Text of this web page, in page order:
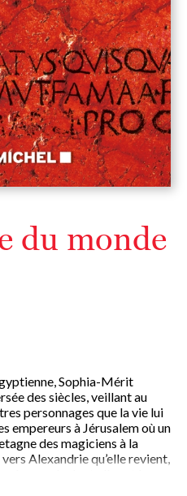
du monde
Sophia-Mérit
des siècles, veillant au
personnages que la vie lui
empereurs à Jérusalem où un
des magiciens à la
Alexandrie qu’elle revient,